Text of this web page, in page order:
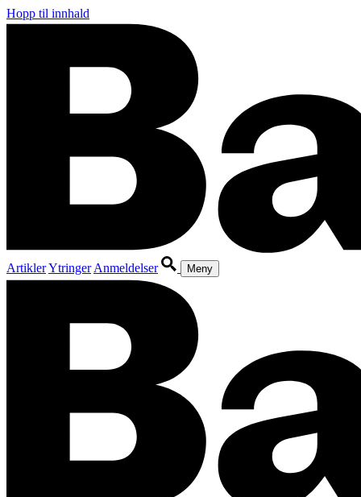
Hopp til innhald
ArtiklerYtringer Anmeldelser Meny